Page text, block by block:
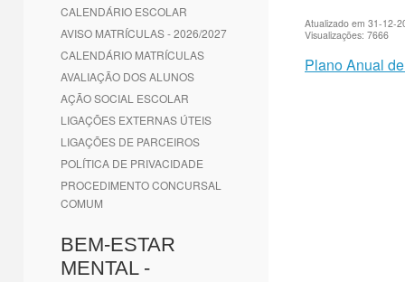
CALENDÁRIO ESCOLAR
AVISO MATRÍCULAS - 2026/2027
CALENDÁRIO MATRÍCULAS
AVALIAÇÃO DOS ALUNOS
AÇÃO SOCIAL ESCOLAR
LIGAÇÕES EXTERNAS ÚTEIS
LIGAÇÕES DE PARCEIROS
POLÍTICA DE PRIVACIDADE
PROCEDIMENTO CONCURSAL
COMUM
BEM-ESTAR
MENTAL -
Atualizado em 31-12-
Visualizações: 7666
Plano Anual